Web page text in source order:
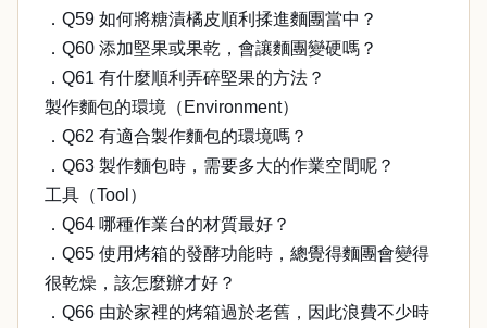
．Q59 如何將糖漬橘皮順利揉進麵團當中？
．Q60 添加堅果或果乾，會讓麵團變硬嗎？
．Q61 有什麼順利弄碎堅果的方法？
製作麵包的環境（Environment）
．Q62 有適合製作麵包的環境嗎？
．Q63 製作麵包時，需要多大的作業空間呢？
工具（Tool）
．Q64 哪種作業台的材質最好？
．Q65 使用烤箱的發酵功能時，總覺得麵團會變得
很乾燥，該怎麼辦才好？
．Q66 由於家裡的烤箱過於老舊，因此浪費不少時